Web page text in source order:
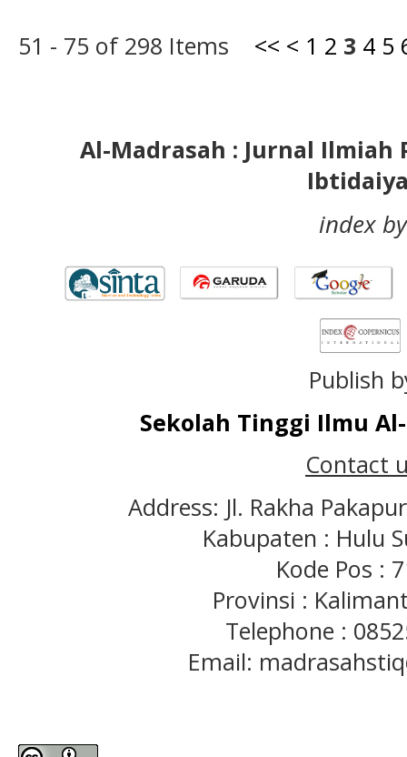
51 - 75 of 298 Items << < 1 2 3 4 5
Al-Madrasah : Jurnal Ilmiah
index
Publish
Sekolah Tinggi Ilmu
Contact
Address: Jl. Rakha
Kabupaten : Hulu
Kode Pos :
Provinsi :
Telephone :
Email: